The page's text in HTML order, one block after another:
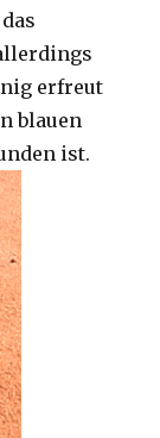
erfreut
blauen
ist.